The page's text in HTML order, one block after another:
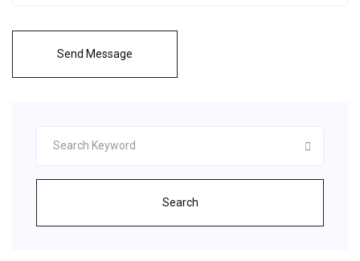
Send Message
Search